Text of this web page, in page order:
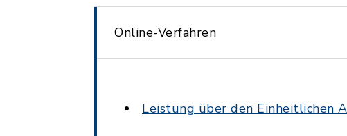
Online-Verfahren
Leistung über den Einheitlichen